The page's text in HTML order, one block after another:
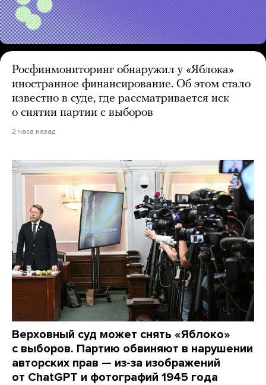
Росфинмониторинг обнаружил у «Яблока»
иностранное финансирование. Об этом стало
известно в суде, где рассматривается иск
о снятии партии с выборов
2 часа назад
Верховный суд может снять «Яблоко»
с выборов. Партию обвиняют в нарушении
авторских прав — из-за изображений
от ChatGPT и фотографий 1945 года